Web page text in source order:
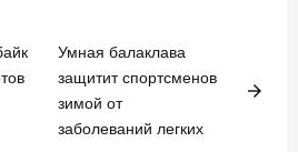
Умная балаклава
защитит спортсменов
зимой от
заболеваний легких
arrow_forward